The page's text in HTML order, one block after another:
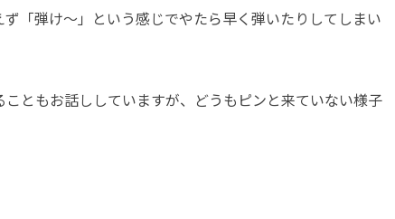
「弾け～」という感じでやたら早く弾いたりしてしまい
ともお話ししていますが、どうもピンと来ていない様子